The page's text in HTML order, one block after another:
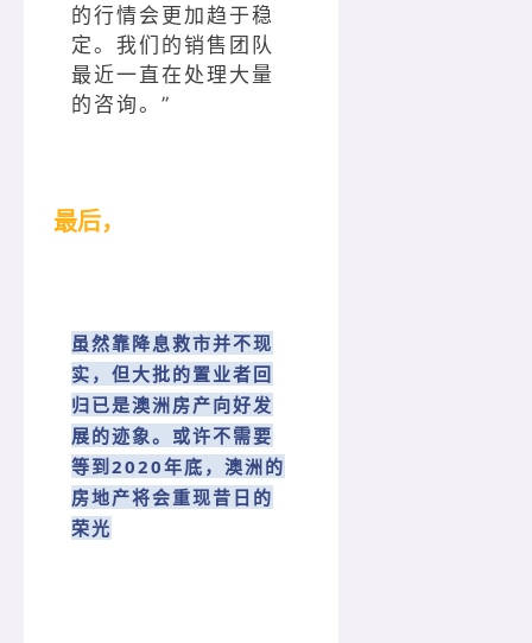
的行情会更加趋于稳
定。我们的销售团队
最近一直在处理大量
的咨询。”
最后，
虽然靠降息救市并不现
实，但大批的置业者回
归已是澳洲房产向好发
展的迹象。或许不需要
等到2020年底，澳洲的
房地产将会重现昔日的
荣光